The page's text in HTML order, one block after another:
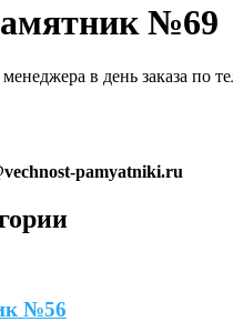
№69
в день заказа по
pamyatniki.ru
№56